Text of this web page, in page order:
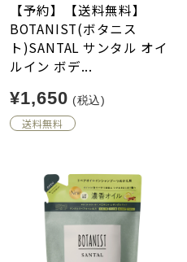
【予約】【送料無料】
BOTANIST(ボタニス
ト)SANTAL サンタル オイ
ルイン ボデ...
¥1,650 (税込)
送料無料